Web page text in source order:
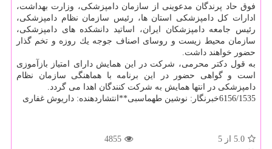
فوق حاد پرندگان مدعوینی از سازمان دامپزشكی، وزارت بهداشت،
ادارات كل دامپزشكی استان ها، رئیس سازمان نظام دامپزشكی،
رئیس جامعه دامپزشكان ایران، اساتید دانشكده های دامپزشكی،
سازمان محیط زیست و روسای اصناف جوجه یك روزه و تخم گذار
حضور خواهند داشت.
به قول دكتر محرمی، شركت در این همایش دارای امتیاز بازآموزی
است و گواهی حضور در این برنامه با هماهنگی سازمان نظام
دامپزشكی در انتها همایش به شركت كنندگان اهدا می گردد.
6156/1535خبرنگار: نوشین طهماسبی**انتشاردهنده: داریوش غفاری
5.0 از 5
4855